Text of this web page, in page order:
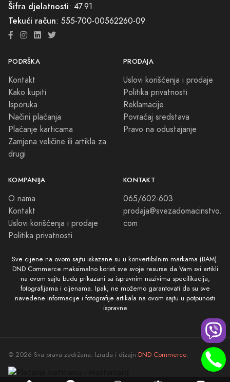
Šifra djelatnosti: 47.91
Tekući račun: 555-700-00562260-09
PODRŠKA
Kontakt
Kako kupiti
Isporuka
Načini plaćanja
Plaćanje karticama
Zamjena veličine ili artikla za
drugi
PRODAJA
Uslovi korišćenja i prodaje
Politika privatnosti
Reklamacije
Povraćaj sredstava
Pravo na odustajanje
KOMPANIJA
O nama
Kontakt
Uslovi korišćenja i prodaje
Politika privatnosti
KONTAKT
065/602-603
prodaja@svezadomacinstvo.
com
Sve cijene na ovom sajtu iskazane su u konvertibilnim markama (BAM).
DND Commerce maksimalno koristi sve svoje resurse da Vam svi artikli
na ovom sajtu budu prikazani sa ispravnim nazivima specifikacija,
fotografijama i cijenama. Ipak, ne možemo garantovati da su sve
navedene informacije i fotografije artikala na ovom sajtu u potpunosti
ispravne
© 2026 Sva prava zadržana. Izrada i dizajn DND Commerce.